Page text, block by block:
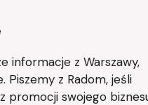
informacje z Warszawy,
Piszemy z Radom, jeśli
promocji swojego